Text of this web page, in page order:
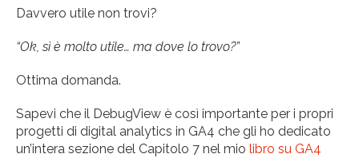
Davvero utile non trovi?
“Ok, sì è molto utile… ma dove lo trovo?”
Ottima domanda.
Sapevi che il DebugView è così importante per i propri
progetti di digital analytics in GA4 che gli ho dedicato
un’intera sezione del Capitolo 7 nel mio libro su GA4